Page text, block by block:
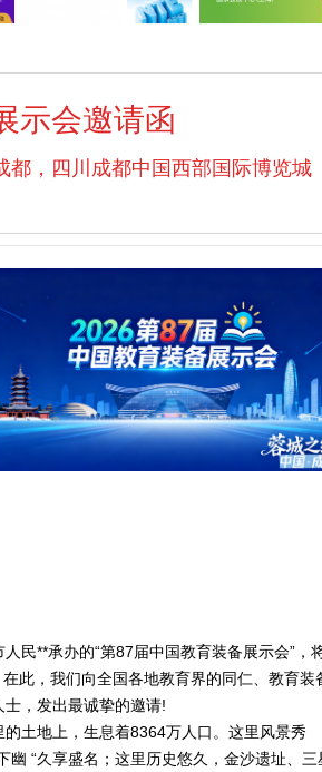
示会邀请函
，四川成都中国西部国际博览城
民**承办的“第87届中国教育装备展示会”，
此，我们向全国各地教育界的同仁、教育装
，发出最诚挚的邀请!
土地上，生息着8364万人口。这里风景秀
幽 “久享盛名；这里历史悠久，金沙遗址、三